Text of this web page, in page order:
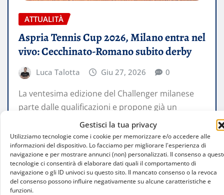
Gestisci la tua privacy
Utilizziamo tecnologie come i cookie per memorizzare e/o accedere alle
informazioni del dispositivo. Lo facciamo per migliorare l'esperienza di
navigazione e per mostrare annunci (non) personalizzati. Il consenso a
tecnologie ci consentirà di elaborare dati quali il comportamento di
navigazione o gli ID univoci su questo sito. Il mancato consenso o la revoca
del consenso possono influire negativamente su alcune caratteristiche e
funzioni.
ATTUALITÀ
Aspria Tennis Cup 2026, Milano entra nel
vivo: Cecchinato-Romano subito derby
Luca Talotta Giu 27, 2026 0
La ventesima edizione del Challenger milanese
parte dalle qualificazioni e propone già un
tabellone principale di alto profilo: Comesana
guida…
LEGGI TUTTO